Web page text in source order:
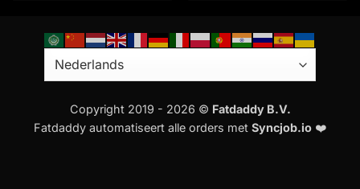
Copyright 2019 - 2026 © Fatdaddy B.V.
Fatdaddy automatiseert alle orders met Syncjob.io ❤️